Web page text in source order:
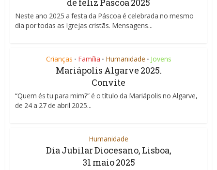
de feliz Páscoa 2025
Neste ano 2025 a festa da Páscoa é celebrada no mesmo
dia por todas as Igrejas cristãs. Mensagens...
Crianças • Família • Humanidade • Jovens
Mariápolis Algarve 2025.
Convite
“Quem és tu para mim?” é o título da Mariápolis no Algarve,
de 24 a 27 de abril 2025...
Humanidade
Dia Jubilar Diocesano, Lisboa,
31 maio 2025